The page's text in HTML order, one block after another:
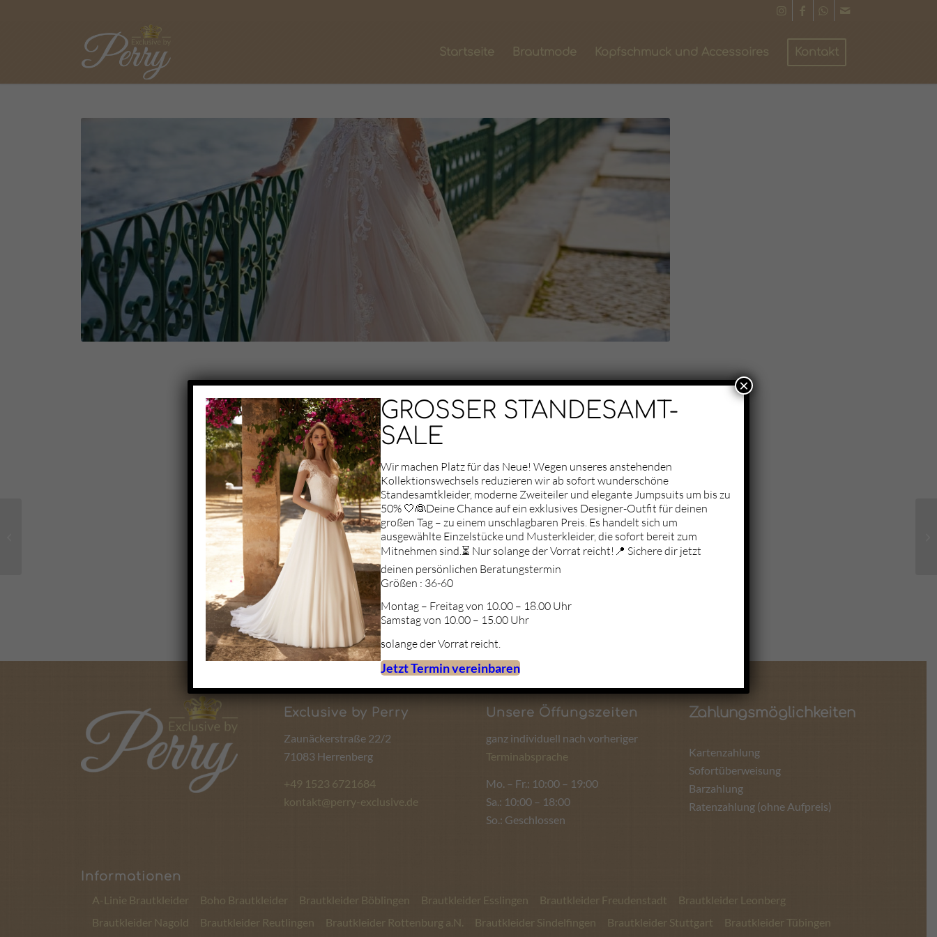
Startseite Brautmode Kopfschmuck und Accessoires Kontakt
Aufgrund deiner
Datenschutz-
Einstellungen können
wir Ihnen die Karte
nicht anzeigen.
Klicken Sie hier, um
neuen Fenster zu
öffnen.
Exclusive by Perry
Zaunäckerstraße 22/2
71083 Herrenberg
+49 1523 6721684
kontakt@perry-exclusive.de
Unsere Öffungszeiten
ganz individuell nach vorheriger
Terminabsprache
Mo. – Fr.: 10:00 – 19:00
Sa.: 10:00 – 18:00
So.: Geschlossen
Zahlungsmöglichkeiten
Kartenzahlung
Sofortüberweisung
Barzahlung
Ratenzahlung (ohne Aufpreis)
Informationen
A-Linie Brautkleider Boho Brautkleider Brautkleider Böblingen Brautkleider Esslingen Brautkleider Freudenstadt
Brautkleider Leonberg
Brautkleider Nagold
Brautkleider Reutlingen Brautkleider Rottenburg a.N. Brautkleider Sindelfingen Brautkleider Stuttgart Brautkleider Tübingen
GROSSER STANDESAMT-
SALE
Wir machen Platz für das Neue! Wegen unseres anstehenden
Kollektionswechsels reduzieren wir ab sofort wunderschöne
Standesamtkleider, moderne Zweiteiler und elegante Jumpsuits um bis zu
50% 🤍👰Deine Chance auf ein exklusives Designer-Outfit für deinen
großen Tag – zu einem unschlagbaren Preis. Es handelt sich um
ausgewählte Einzelstücke und Musterkleider, die sofort bereit zum
Mitnehmen sind.⏳ Nur solange der Vorrat reicht!📍 Sichere dir jetzt
deinen persönlichen Beratungstermin
Größen : 36-60
Montag – Freitag von 10.00 – 18.00 Uhr
Samstag von 10.00 – 15.00 Uhr
solange der Vorrat reicht.
Jetzt Termin vereinbaren
×